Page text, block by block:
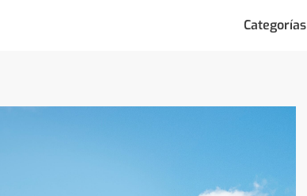
Categorías